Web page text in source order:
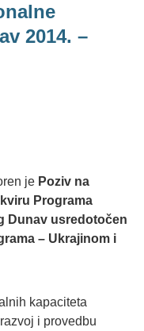
2014. –
je Poziv na
Programa
Dunav usredotočen
– Ukrajinom i
kapaciteta
i provedbu